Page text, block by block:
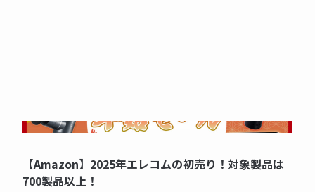
NOW PRINTING...
【Amazon】2025年エレコムの初売り！対象製品は
700製品以上！